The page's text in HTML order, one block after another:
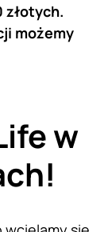
złotych.
możemy
w